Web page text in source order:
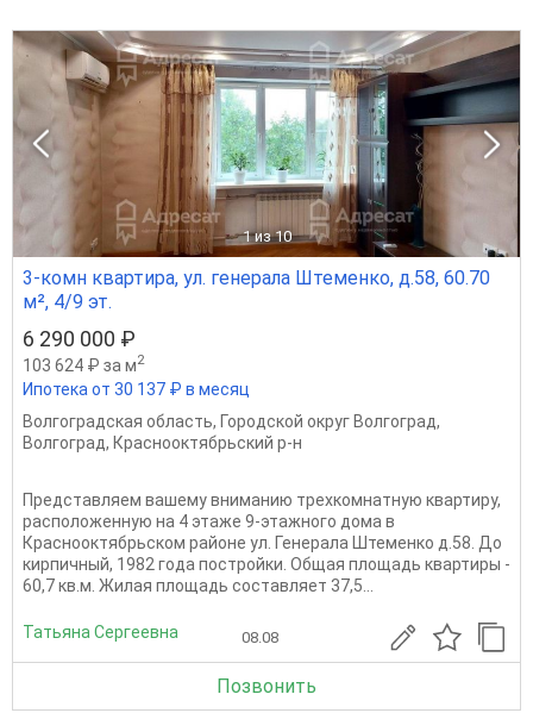
1 из 10
3-комн квартира, ул. генерала Штеменко, д.58, 60.70
м², 4/9 эт.
6 290 000 ₽
103 624 ₽ за м2
Ипотека от 30 137 ₽ в месяц
Волгоградская область, Городской округ Волгоград,
Волгоград, Краснооктябрьский р-н
Представляем вашему вниманию трехкомнатную квартиру,
расположенную на 4 этаже 9-этажного дома в
Краснооктябрьском районе ул. Генерала Штеменко д.58. До
кирпичный, 1982 года постройки. Общая площадь квартиры -
60,7 кв.м. Жилая площадь составляет 37,5...
Татьяна Сергеевна 08.08
Позвонить